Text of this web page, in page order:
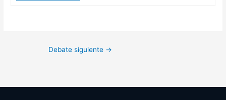
Debate siguiente →